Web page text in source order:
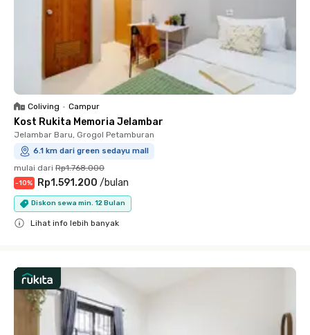
Coliving • Campur
Kost Rukita Memoria Jelambar
Jelambar Baru, Grogol Petamburan
6.1 km dari green sedayu mall
mulai dari Rp1.768.000
-10% Rp1.591.200 /bulan
Diskon sewa min. 12 Bulan
Lihat info lebih banyak